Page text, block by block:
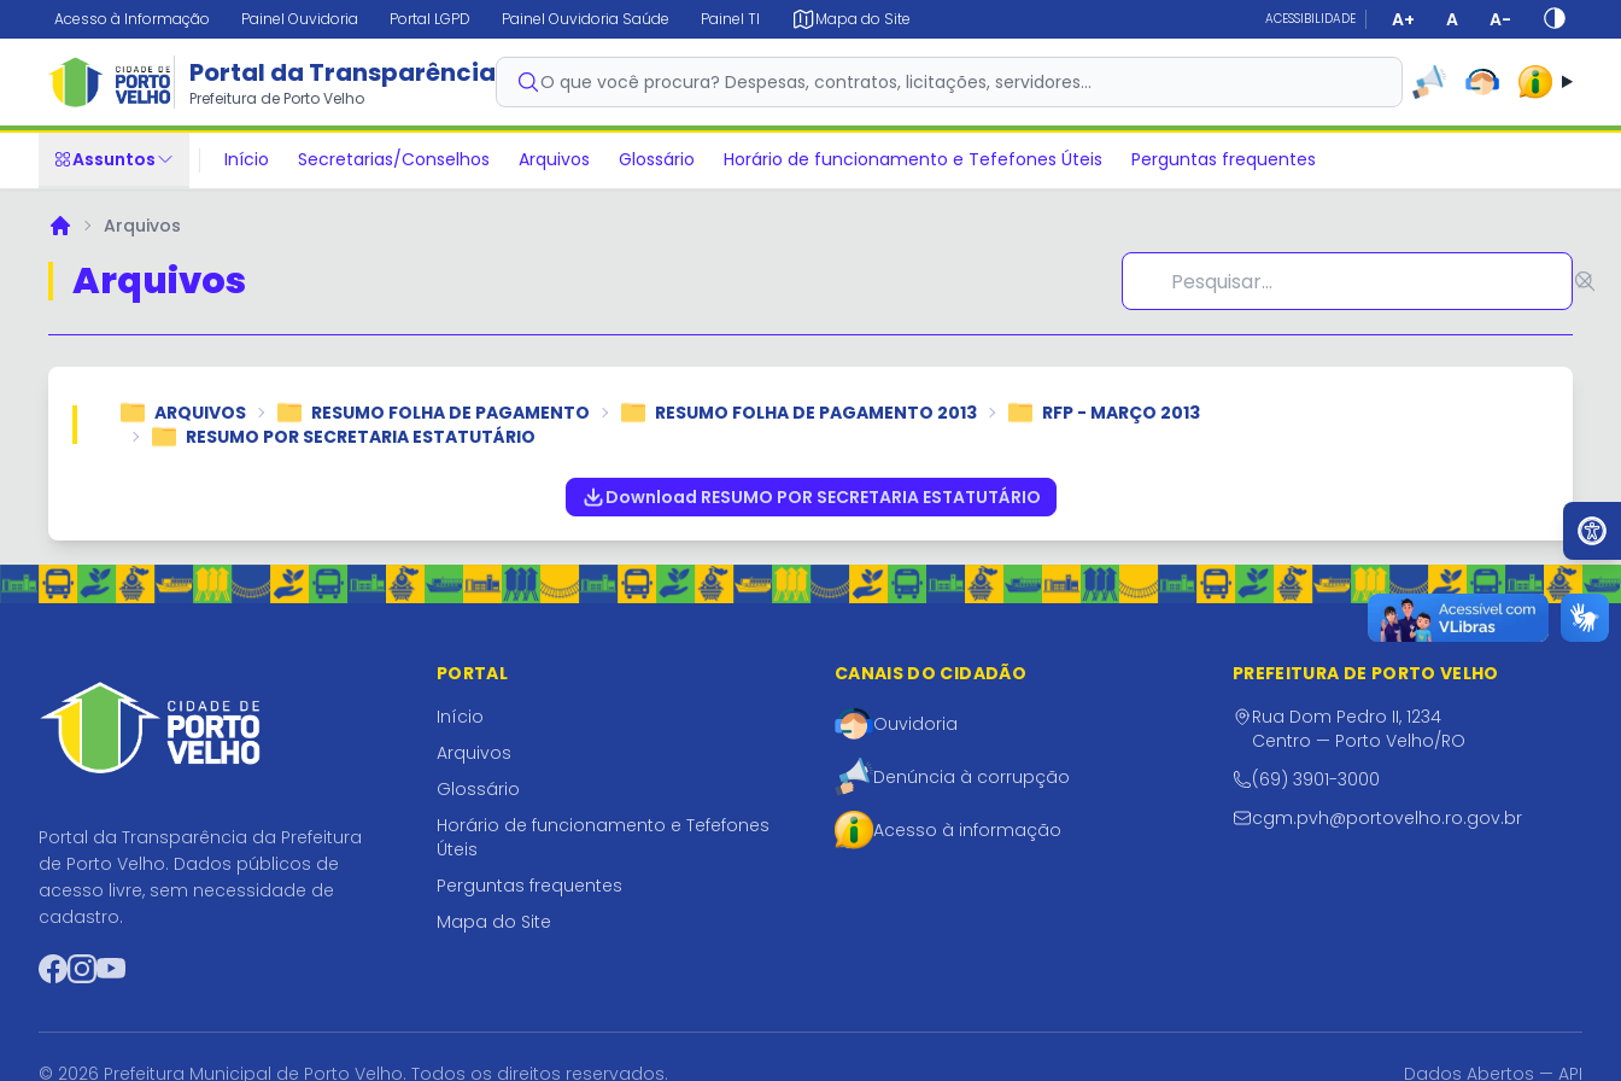
Acesso à Informação Painel Ouvidoria Portal LGPD Painel Ouvidoria Saúde Painel TI Mapa do Site ACESSIBILIDADE A+ A A-
Portal da Transparência
Prefeitura de Porto Velho
O que você procura? Despesas, contratos, licitações, servidores…
Assuntos Início Secretarias/Conselhos Arquivos Glossário Horário de funcionamento e Tefefones Úteis Perguntas frequentes
PrincipalArquivos
Arquivos
ARQUIVOS RESUMO FOLHA DE PAGAMENTO RESUMO FOLHA DE PAGAMENTO 2013
RFP - MARÇO 2013
RESUMO POR SECRETARIA ESTATUTÁRIO
Download RESUMO POR SECRETARIA ESTATUTÁRIO
Portal da Transparência da Prefeitura
de Porto Velho. Dados públicos de
acesso livre, sem necessidade de
cadastro.
Facebook
Instagram
YouTube
PORTAL
Início
Arquivos
Glossário
Horário de funcionamento e Tefefones
Úteis
Perguntas frequentes
Mapa do Site
CANAIS DO CIDADÃO
Ouvidoria
Denúncia à corrupção
Acesso à informação
PREFEITURA DE PORTO VELHO
Rua Dom Pedro II, 1234
Centro — Porto Velho/RO
(69) 3901-3000
cgm.pvh@portovelho.ro.gov.br
© 2026 Prefeitura Municipal de Porto Velho. Todos os direitos reservados. Dados Abertos — API
✕
Ir